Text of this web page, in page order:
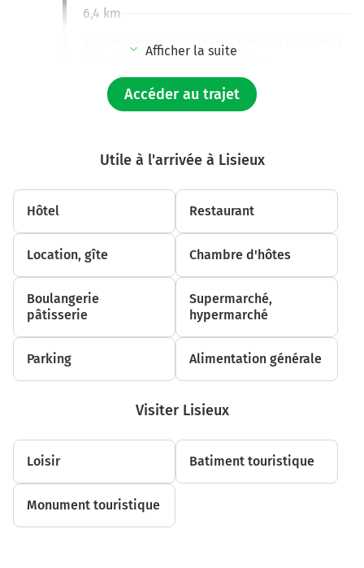
Au rond-point, prendre la 2ème sortie sur D613 (Route
de Paris) et continuer sur 4 kilomètres
D143a
Fumichon
6,4 km
(Carrefour de Firfol) et continuer sur 2,7 kilomètres
10,5 km
Au rond-point, prendre la 2ème sortie sur D613 (Avenue
Roger Aini) et continuer sur 140 mètres
14,4 km
Continuer Rue Roger Aini sur 30 mètres
Tourner légèrement à droite sur Rue Roger Aini et
15,2 km
Afficher la suite
Accéder au trajet
Utile à l'arrivée à Lisieux
Hôtel Restaurant
Location, gîte Chambre d'hôtes
Boulangerie
pâtisserie
Supermarché,
hypermarché
Parking Alimentation générale
Visiter Lisieux
Loisir Batiment touristique
Monument touristique